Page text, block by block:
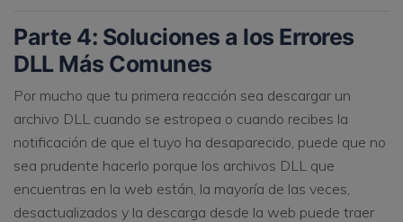
Parte 4: Soluciones a los Errores
DLL Más Comunes
Por mucho que tu primera reacción sea descargar un
archivo DLL cuando se estropea o cuando recibes la
notificación de que el tuyo ha desaparecido, puede que no
sea prudente hacerlo porque los archivos DLL que
encuentras en la web están, la mayoría de las veces,
desactualizados y la descarga desde la web puede traer